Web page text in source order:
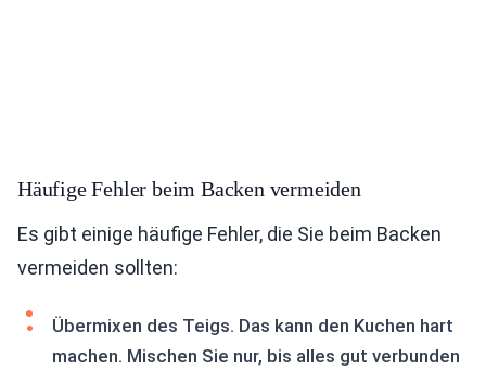
Häufige Fehler beim Backen vermeiden
Es gibt einige häufige Fehler, die Sie beim Backen
vermeiden sollten:
Übermixen des Teigs. Das kann den Kuchen hart
machen. Mischen Sie nur, bis alles gut verbunden